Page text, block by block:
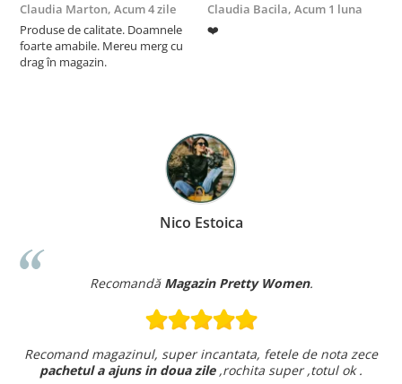
Claudia Marton, Acum 4 zile
Produse de calitate. Doamnele
foarte amabile. Mereu merg cu
drag în magazin.
Claudia Bacila, Acum 1 luna
❤️
Nico Estoica
Recomandă Magazin Pretty Women.
Recomand magazinul, super incantata, fetele de nota zece
pachetul a ajuns in doua zile,rochita super ,totul ok .